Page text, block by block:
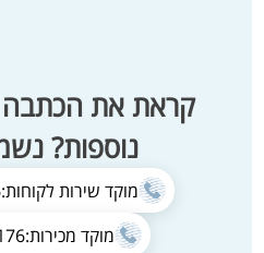
קראת את הכתבה
נוספות?
מוקד שירות לקוחות:
מוקד מכירות: